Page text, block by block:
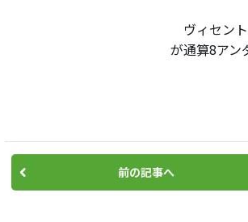
ヴィセン
が通算8アン
前の記事へ